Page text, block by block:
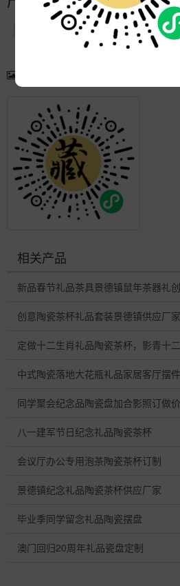
相关产品
新品春节礼品茶具景德镇鼠年茶器礼
创意陶瓷茶杯礼品套装景德镇供应厂家
定做十二生肖礼品陶瓷茶杯，影青十
中式陶瓷落地大花瓶礼品家居客厅摆件
同学聚会纪念品陶瓷盘加合影照订做
八一建军节日纪念礼品陶瓷茶杯
会议厅办公专用泡茶陶瓷茶杯订制
景德镇纪念礼品陶瓷茶杯供应厂家
毕业季同学留念礼品陶瓷摆盘
澳门回归20周年礼品瓷盘定制